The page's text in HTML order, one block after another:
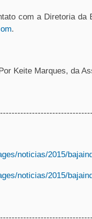
com a Diretoria da
.
Keite Marques, da
noticias/2015/
noticias/2015/